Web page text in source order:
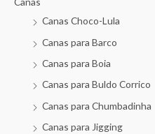
Canas Choco-Lula
Canas para Barco
Canas para Boia
Canas para Buldo Corrico
Canas para Chumbadinha
Canas para Jigging